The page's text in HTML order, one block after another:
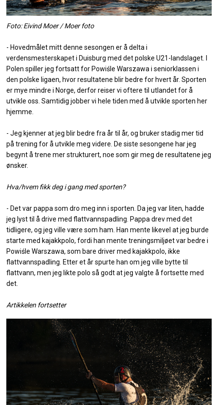
Foto: Eivind Moer / Moer foto
- Hovedmålet mitt denne sesongen er å delta i
verdensmesterskapet i Duisburg med det polske U21-landslaget. I
Polen spiller jeg fortsatt for Powiśle Warszawa i seniorklassen i
den polske ligaen, hvor resultatene blir bedre for hvert år. Sporten
er mye mindre i Norge, derfor reiser vi oftere til utlandet for å
utvikle oss. Samtidig jobber vi hele tiden med å utvikle sporten her
hjemme.
- Jeg kjenner at jeg blir bedre fra år til år, og bruker stadig mer tid
på trening for å utvikle meg videre. De siste sesongene har jeg
begynt å trene mer strukturert, noe som gir meg de resultatene jeg
ønsker.
Hva/hvem fikk deg i gang med sporten?
- Det var pappa som dro meg inn i sporten. Da jeg var liten, hadde
jeg lyst til å drive med flattvannspadling. Pappa drev med det
tidligere, og jeg ville være som ham. Han mente likevel at jeg burde
starte med kajakkpolo, fordi han mente treningsmiljøet var bedre i
Powiśle Warszawa, som bare driver med kajakkpolo, ikke
flattvannspadling. Etter et år spurte han om jeg ville bytte til
flattvann, men jeg likte polo så godt at jeg valgte å fortsette med
det.
Artikkelen fortsetter